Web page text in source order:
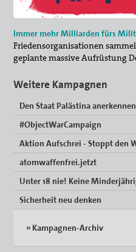
Immer mehr Milliarden fürs
Friedensorganisationen
geplante massive Aufrüstung
Weitere Kampagnen
Den Staat Palästina
#ObjectWarCampaign
Aktion Aufschrei - Stoppt den
atomwaffenfrei.jetzt
Unter 18 nie! Keine
Sicherheit neu denken
» Kampagnen-Archiv